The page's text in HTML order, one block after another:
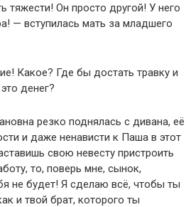
тяжести! Он просто другой! У него
— вступилась мать за младшего
Какое? Где бы достать травку и
денег?
резко поднялась с дивана, её
и даже ненависти к Паша в этот
свою невесту пристроить
то, поверь мне, сынок,
не будет! Я сделаю всё, чтобы ты
и твой брат, которого ты